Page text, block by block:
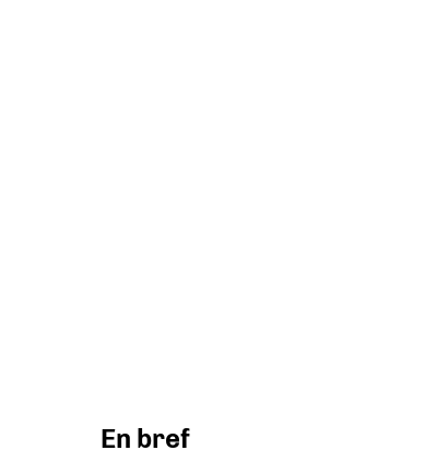
En bref